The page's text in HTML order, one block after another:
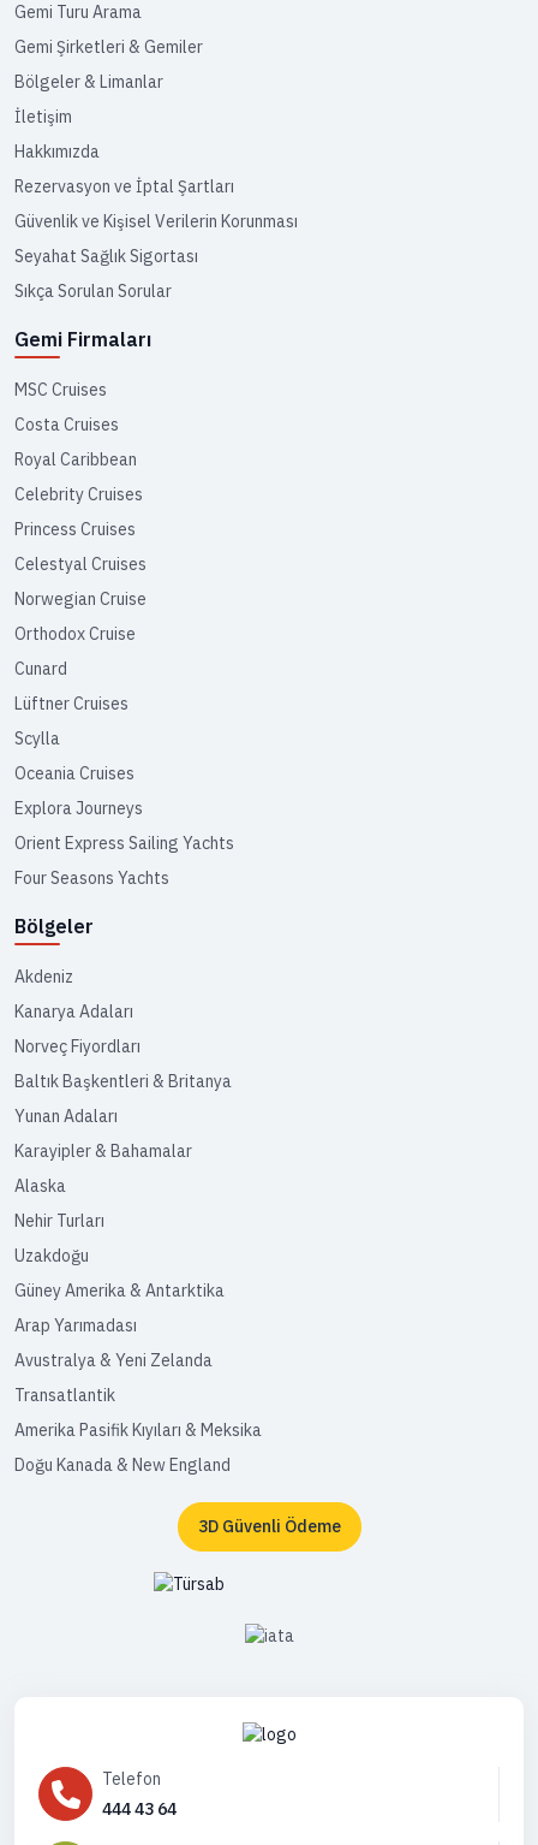
Gemi Turu Arama
Gemi Şirketleri & Gemiler
Bölgeler & Limanlar
İletişim
Hakkımızda
Rezervasyon ve İptal Şartları
Güvenlik ve Kişisel Verilerin Korunması
Seyahat Sağlık Sigortası
Sıkça Sorulan Sorular
Gemi Firmaları
MSC Cruises
Costa Cruises
Royal Caribbean
Celebrity Cruises
Princess Cruises
Celestyal Cruises
Norwegian Cruise
Orthodox Cruise
Cunard
Lüftner Cruises
Scylla
Oceania Cruises
Explora Journeys
Orient Express Sailing Yachts
Four Seasons Yachts
Bölgeler
Akdeniz
Kanarya Adaları
Norveç Fiyordları
Baltık Başkentleri & Britanya
Yunan Adaları
Karayipler & Bahamalar
Alaska
Nehir Turları
Uzakdoğu
Güney Amerika & Antarktika
Arap Yarımadası
Avustralya & Yeni Zelanda
Transatlantik
Amerika Pasifik Kıyıları & Meksika
Doğu Kanada & New England
3D Güvenli Ödeme
Telefon
444 43 64